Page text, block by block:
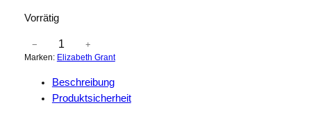
Vorrätig
l
− +
Marken: Elizabeth Grant
Beschreibung
Produktsicherheit